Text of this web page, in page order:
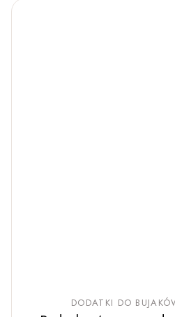
DODATKI DO